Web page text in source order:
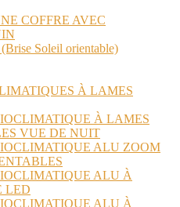
COFFRE AVEC
Soleil orientable)
À LAMES
À LAMES
VUE DE NUIT
ALU ZOOM
ALU À
LED
ALU À